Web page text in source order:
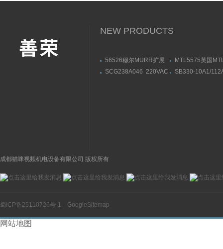
NEW PRODUCTS
56526穆尔MURR扩展
模块安装连接尺寸
MTL5575英国
栅MTL5573导轨
SCG238A046 220VAC
SB330-10A1/
成都猫咪视频机电设备有限公司 版权所有
蜀ICP备25110726号-1 GoogleSitemap
网站地图